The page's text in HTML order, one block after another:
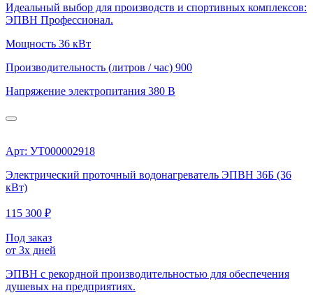
Идеальный выбор для производств и спортивных комплексов:
ЭПВН Профессионал.
Мощность 36 кВт
Производительность (литров / час) 900
Напряжение электропитания 380 В
Арт: УТ000002918
Электрический проточный водонагреватель ЭПВН 36Б (36
кВт)
115 300 ₽
Под заказ
от 3х дней
ЭПВН с рекордной производительностью для обеспечения
душевых на предприятиях.